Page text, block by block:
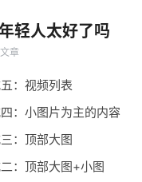
轻人太好了吗
章
：视频列表
：小图片为主的内容
：顶部大图
：顶部大图+小图